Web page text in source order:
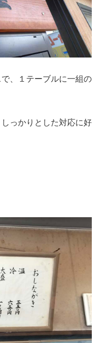
、１テーブルに一組の
っかりとした対応に好